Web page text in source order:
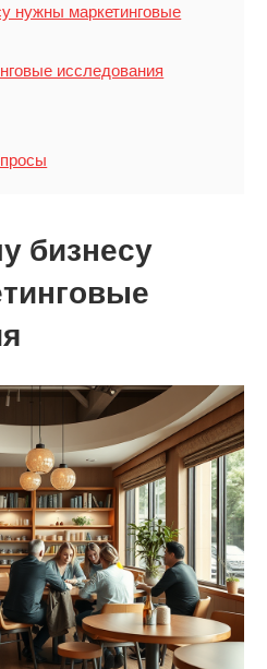
нужны маркетинговые
исследования
бизнесу